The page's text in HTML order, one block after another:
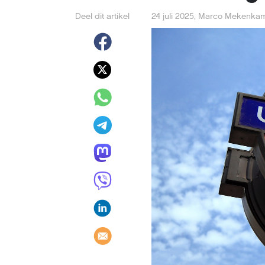
Deel dit artikel 24 juli 2025, Marco